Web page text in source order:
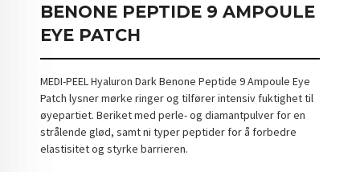
BENONE PEPTIDE 9 AMPOULE
EYE PATCH
MEDI-PEEL Hyaluron Dark Benone Peptide 9 Ampoule Eye
Patch lysner mørke ringer og tilfører intensiv fuktighet til
øyepartiet. Beriket med perle- og diamantpulver for en
strålende glød, samt ni typer peptider for å forbedre
elastisitet og styrke barrieren.